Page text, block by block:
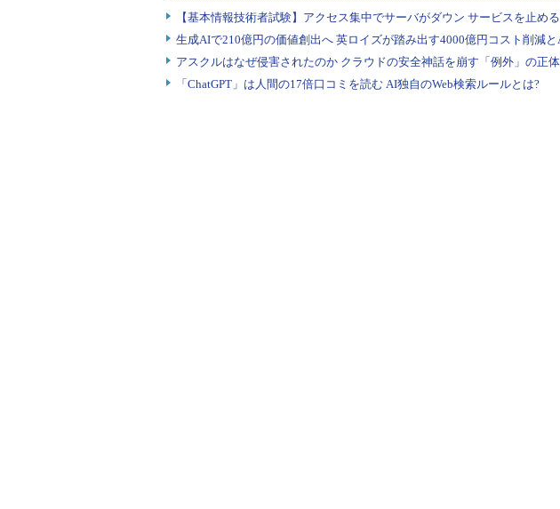
IT INSIDER No.6
プロバイダ市場に
が占めている。
Fusion-ioの今後の成長は、フェイスブック
と同様な考え方を持つ他のサービスプロバイ